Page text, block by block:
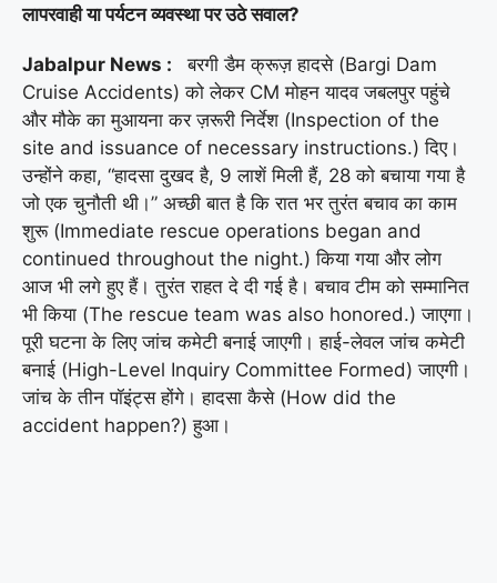
लापरवाही या पर्यटन व्यवस्था पर उठे सवाल?
Jabalpur News :
बरगी डैम क्रूज़ हादसे (Bargi Dam
Cruise Accidents) को लेकर CM मोहन यादव जबलपुर पहुंचे
और मौके का मुआयना कर ज़रूरी निर्देश (Inspection of the
site and issuance of necessary instructions.) दिए।
उन्होंने कहा, “हादसा दुखद है, 9 लाशें मिली हैं, 28 को बचाया गया है
जो एक चुनौती थी।” अच्छी बात है कि रात भर तुरंत बचाव का काम
शुरू (Immediate rescue operations began and
continued throughout the night.) किया गया और लोग
आज भी लगे हुए हैं। तुरंत राहत दे दी गई है। बचाव टीम को सम्मानित
भी किया (The rescue team was also honored.) जाएगा।
पूरी घटना के लिए जांच कमेटी बनाई जाएगी। हाई-लेवल जांच कमेटी
बनाई (High-Level Inquiry Committee Formed) जाएगी।
जांच के तीन पॉइंट्स होंगे। हादसा कैसे (How did the
accident happen?) हुआ।